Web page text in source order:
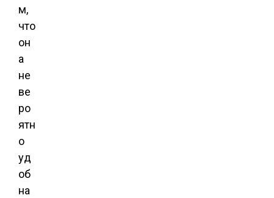
м,
что
он
а
не
ве
ро
ятн
о
уд
об
на